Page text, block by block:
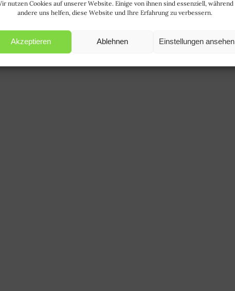
nutzen Cookies auf unserer Website. Einige von ihnen sind essenziell, während
andere uns helfen, diese Website und Ihre Erfahrung zu verbessern.
Akzeptieren Ablehnen Einstellungen ansehen